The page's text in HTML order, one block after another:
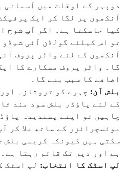
دوپہر کے اوقات میں آسمانی
آنکھوں پر لگا کر ایک
کیا جاسکتا ہے۔ اگر آپ شوخ
تو اس کیلئے گولڈن آئی شیڈو
آنکھوں کے لئے واٹر پروف
گا۔ واٹر پروف مسکارے کا
اضافے کا سبب بنے گا۔
بلش آن: چہرے کو تروتازہ
کے لئے پاؤڈر بلش سود مند
چاہیں تو اپنے پسندیدہ
موئسچرائزر کے ساتھ ملا کر
سکتی ہیں کیونکہ کریمی بلش
ہے اور دیر تک قائم رہتا ہے۔
لپ اسٹک کا انتخاب: لپ اسٹک